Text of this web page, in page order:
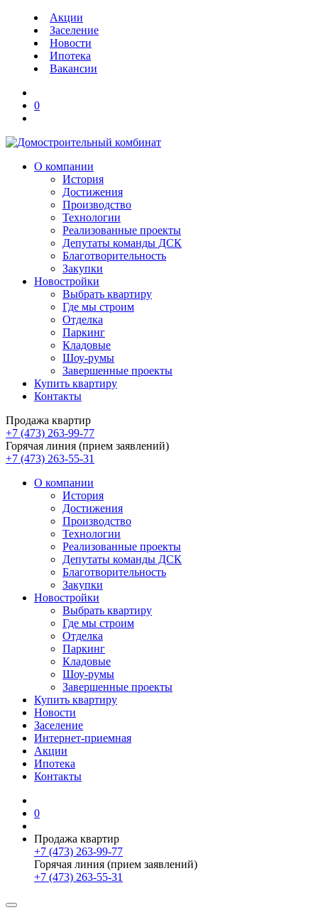
Акции
Заселение
Новости
Ипотека
Вакансии
0
О компании
История
Достижения
Производство
Технологии
Реализованные проекты
Депутаты команды ДСК
Благотворительность
Закупки
Новостройки
Выбрать квартиру
Где мы строим
Отделка
Паркинг
Кладовые
Шоу-румы
Завершенные проекты
Купить квартиру
Контакты
Продажа квартир
+7 (473) 263-99-77
Горячая линия (прием заявлений)
+7 (473) 263-55-31
О компании
История
Достижения
Производство
Технологии
Реализованные проекты
Депутаты команды ДСК
Благотворительность
Закупки
Новостройки
Выбрать квартиру
Где мы строим
Отделка
Паркинг
Кладовые
Шоу-румы
Завершенные проекты
Купить квартиру
Новости
Заселение
Интернет-приемная
Акции
Ипотека
Контакты
0
Продажа квартир
+7 (473) 263-99-77
Горячая линия (прием заявлений)
+7 (473) 263-55-31